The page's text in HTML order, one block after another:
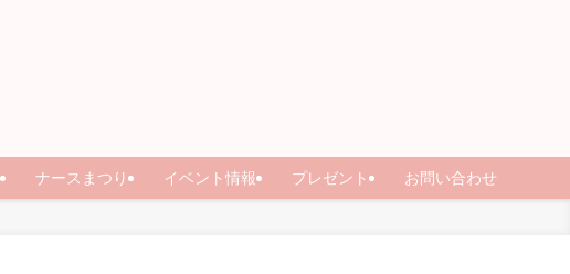
ナースまつり イベント情報 プレゼント お問い合わせ